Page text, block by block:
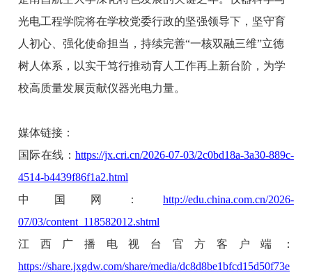
光电工程学院将在学校党委行政的坚强领导下，坚守育
人初心、强化使命担当，持续完善“一核双融三维”立德
树人体系，以实干笃行推动育人工作再上新台阶，为学
校高质量发展贡献仪器光电力量。
媒体链接：
国际在线： https://jx.cri.cn/2026-07-03/2c0bd18a-3a30-889c-
4514-b4439f86f1a2.html
中国网： http://edu.china.com.cn/2026-
07/03/content_118582012.shtml
江西广播电视台官方客户端：
https://share.jxgdw.com/share/media/dc8d8be1bfcd15d50f73e